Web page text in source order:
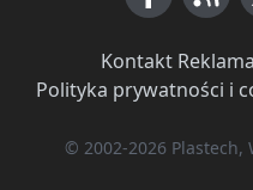
Kontakt· Reklama
Polityka prywatności i
© 2002-2026 Plastech,